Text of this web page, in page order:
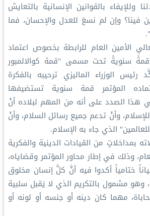
وللإيفاء بالقوانين الإنسانية بالتعايش
فينا؟ وإن لم نسعَ للعدل والإحسان، فما
الأمين العام للرابطة بخصوص اعتماد
قمةً سنويةً تحت مسمى "قمة كوالالمبور
رئيس الوزراء الماليزي ترحيبه بالفكرة
المؤتمر قمة سنوية تستضيفها
هذا الصدد على أنه من المهم لبلاده أنْ
وأنْ تدعم جميع رسائل السلام، وأنْ
الذي جاء به الإسلام.
بمداخلاتٍ من القيادات الدينية والفكرية
وذلك في إطار محاور المؤتمر وقضاياه،
ختامياً أكدوا فيه أنَّ كلَّ إنسان مخلوق
وهو مشمول بالتكريم الذي لا يَقبل سلبية
مهما كان دينه أو جنسه أو لونه أو